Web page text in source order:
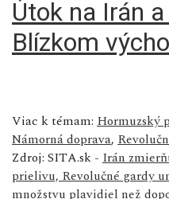
Útok na Irán
Blízkom
Viac k témam: Hormuzský
Námorná doprava,
Zdroj: SITA.sk - Irán
prielivu, Revolučné gardy
množstvu plavidiel než